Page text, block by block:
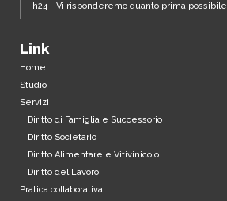
h24 - Vi risponderemo quanto prima possibile
Link
Home
Studio
Servizi
Diritto di Famiglia e Successorio
Diritto Societario
Diritto Alimentare e Vitivinicolo
Diritto del Lavoro
Pratica collaborativa